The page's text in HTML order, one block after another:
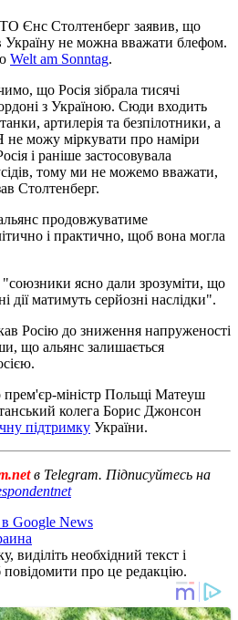
Єнс Столтенберг заявив, що
Україну не можна вважати блефом.
Welt am Sonntag.
що Росія зібрала тисячі
з Україною. Сюди входить
артилерія та безпілотники, а
не можу міркувати про наміри
і раніше застосовувала
тому ми не можемо вважати,
Столтенберг.
продовжуватиме
і практично, щоб вона могла
ясно дали зрозуміти, що
дії матимуть серйозні наслідки".
Росію до зниження напруженості
що альянс залишається
прем'єр-міністр Польщі Матеуш
колега Борис Джонсон
підтримку України.
в Telegram. Підписуйтесь на
Google News
необхідний текст і
про це редакцію.